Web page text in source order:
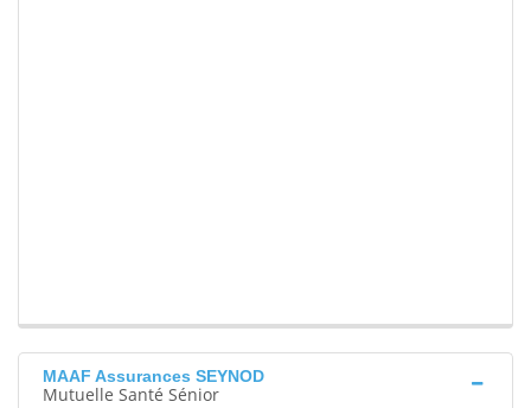
MAAF Assurances SEYNOD
Mutuelle Santé Sénior